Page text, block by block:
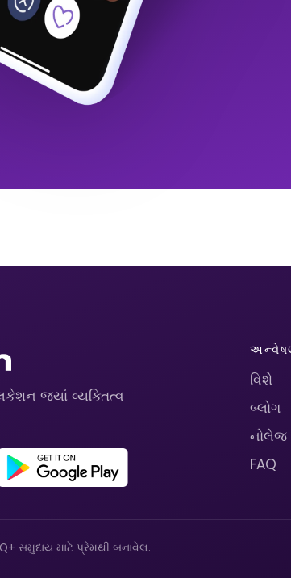
જ્યાં વ્યક્તિત્વ
વિશે
બ્લોગ
FAQ
સમુદાય માટે પ્રેમથી બનાવેલ.